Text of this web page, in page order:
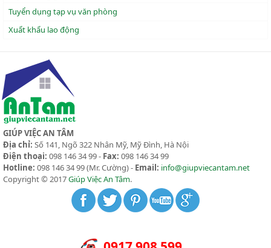
Tuyển dụng tạp vụ văn phòng
Xuẩt khẩu lao động
GIÚP VIỆC AN TÂM
Địa chỉ: Số 141, Ngõ 322 Nhân Mỹ, Mỹ Đình, Hà Nội
Điện thoại: 098 146 34 99 - Fax: 098 146 34 99
Hotline: 098 146 34 99(Mr. Cường) - Email: info@giupviecantam.net
Copyright © 2017Giúp Việc An Tâm.